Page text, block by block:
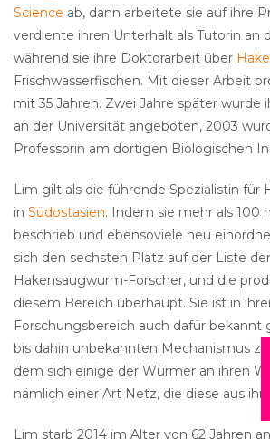
Science ab, dann arbeitete sie auf ihre
verdiente ihren Unterhalt als Tutorin an
während sie ihre Doktorarbeit über
Frischwasserfischen. Mit dieser Arbeit
mit 35 Jahren. Zwei Jahre später wurde
an der Universität angeboten, 2003
Professorin am dortigen Biologischen
Lim gilt als die führende Spezialistin für
in Südostasien. Indem sie mehr als 100
beschrieb und ebensoviele neu
sich den sechsten Platz auf der Liste
Hakensaugwurm-Forscher, und die
diesem Bereich überhaupt. Sie ist in
Forschungsbereich auch dafür bekannt
bis dahin unbekannten Mechanismus zu
dem sich einige der Würmer an ihren
nämlich einer Art Netz, die diese aus
Lim starb 2014 im Alter von 62 Jahren